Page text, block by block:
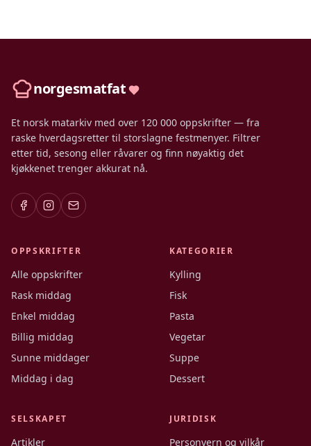
norgesmatfat
Et norsk matarkiv med over 120 000 oppskrifter — fra
raske hverdagsretter til storslagne festmenyer. Filtrer
etter tid, sesong eller råvarer og finn nøyaktig det
kjøkkenet trenger akkurat nå.
OPPSKRIFTER
Alle oppskrifter
Rask middag
Enkel middag
Billig middag
Sunne middager
Middag i dag
KATEGORIER
Kylling
Fisk
Pasta
Vegetar
Suppe
Dessert
SELSKAPET
Artikler
JURIDISK
Personvern og vilkår